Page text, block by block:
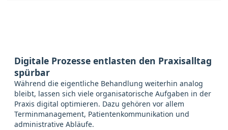
Digitale Prozesse entlasten den Praxisalltag
spürbar
Während die eigentliche Behandlung weiterhin analog
bleibt, lassen sich viele organisatorische Aufgaben in der
Praxis digital optimieren. Dazu gehören vor allem
Terminmanagement, Patientenkommunikation und
administrative Abläufe.